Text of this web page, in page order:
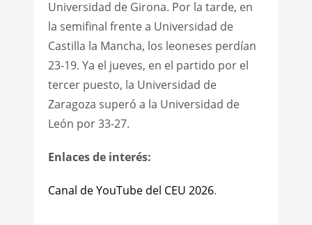
Universidad de Girona. Por la tarde, en
la semifinal frente a Universidad de
Castilla la Mancha, los leoneses perdían
23-19. Ya el jueves, en el partido por el
tercer puesto, la Universidad de
Zaragoza superó a la Universidad de
León por 33-27.
Enlaces de interés:
Canal de YouTube del CEU 2026.